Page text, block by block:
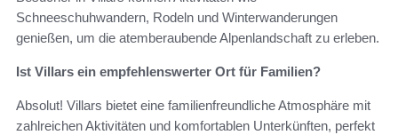
Schneeschuhwandern, Rodeln und Winterwanderungen
genießen, um die atemberaubende Alpenlandschaft zu erleben.
Ist Villars ein empfehlenswerter Ort für Familien?
Absolut! Villars bietet eine familienfreundliche Atmosphäre mit
zahlreichen Aktivitäten und komfortablen Unterkünften, perfekt